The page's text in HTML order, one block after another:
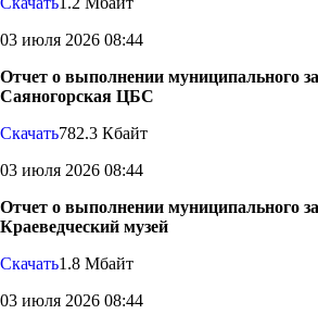
03 июля 2026 08:44
Отчет о выполнении муниципального
Саяногорская ЦБС
Скачать782.3 Кбайт
03 июля 2026 08:44
Отчет о выполнении муниципального
Краеведческий музей
Скачать1.8 Мбайт
03 июля 2026 08:44